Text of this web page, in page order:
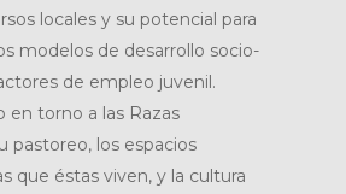
locales y su potencial para
modelos de desarrollo socio-
de empleo juvenil.
en torno a las Razas
pastoreo, los espacios
que éstas viven, y la cultura